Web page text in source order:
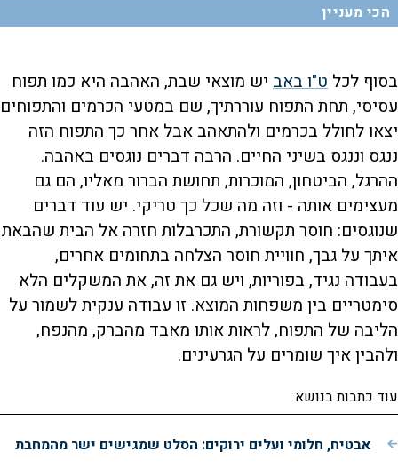
הכי מעניין
בסוף לכל ט"ו באב יש מוצאי שבת, האהבה היא כמו תפוח
עסיסי, תחת התפוח עוררתיך, שם במטעי הכרמים והתפוחים
יצאו לחולל בכרמים ולהתאהב אבל אחר כך התפוח הזה
ננגס וננגס בשיני החיים. הרבה דברים נוגסים באהבה.
ההרגל, הביטחון, המוכרות, תחושת הברור מאליו, הם גם
מעצימים אותה - וזה מה שכל כך טריקי. יש עוד דברים
שנוגסים: חוסר תקשורת, התכרבלות חזרה אל הבית שהבאת
איתך על גבך, חוויית חוסר הצלחה בתחומים אחרים,
בעבודה נגיד, בפוריות, ויש גם את זה, את המשקלים הלא
סימטריים בין משפחות המוצא. זו עבודה ענקית לשמור על
הליבה של התפוח, לראות אותו מאבד מהברק, מהנפח,
ולהבין איך שומרים על הגרעינים.
עוד כתבות בנושא
אבטיח, חלומי ועלים ירוקים: הסלט שמגישים ישר מהמחבת